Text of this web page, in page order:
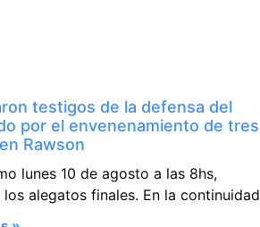
testigos de la defensa del
por el envenenamiento de tres
Rawson
lunes 10 de agosto a las 8hs,
los alegatos finales. En la continuidad